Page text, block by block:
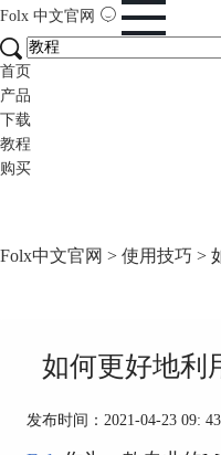
Folx 中文官网
首页
产品
下载
教程
购买
Folx中文官网 > 使用技巧 >
如何更好地利
发布时间：2021-04-23 09: